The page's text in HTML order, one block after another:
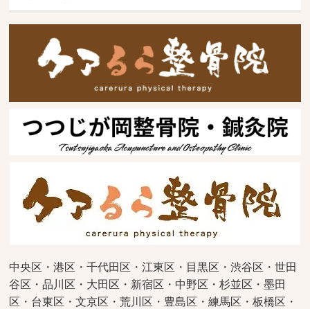
中央区・港区・千代田区・江東区・目黒区・渋谷区・世田
谷区・品川区・大田区・新宿区・中野区・杉並区・墨田
区・台東区・文京区・荒川区・豊島区・練馬区・板橋区・